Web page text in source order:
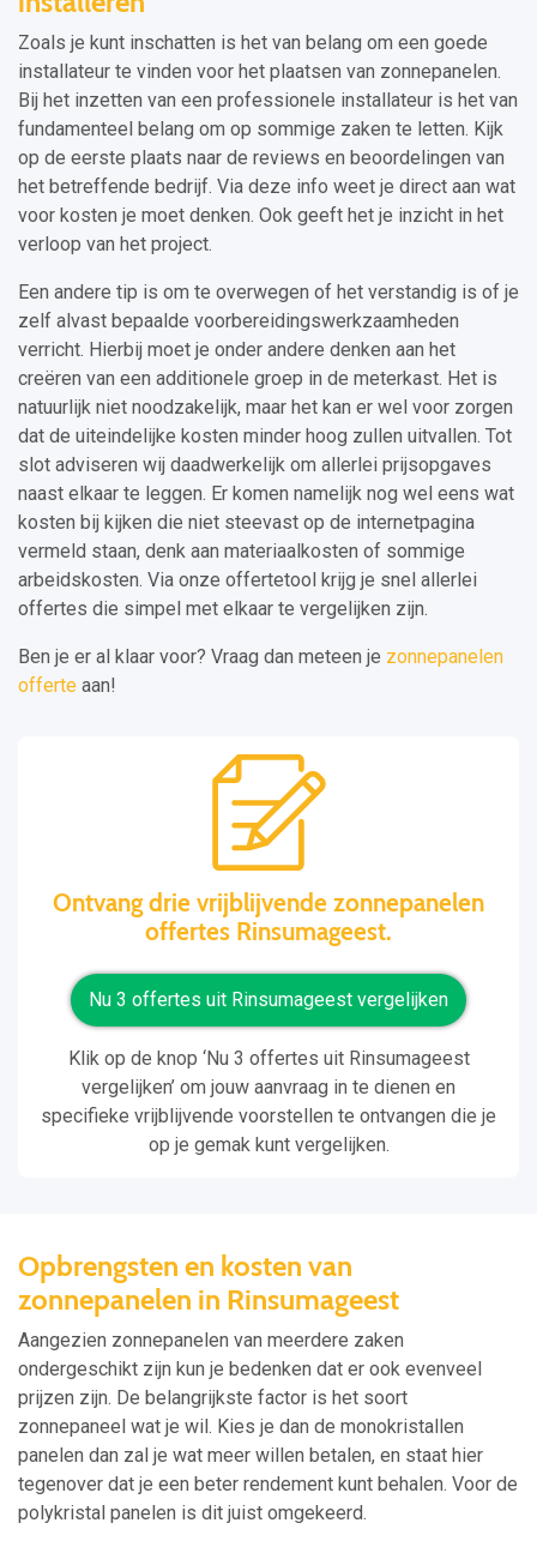
Zoals je kunt inschatten is het van belang om een goede
installateur te vinden voor het plaatsen van zonnepanelen.
Bij het inzetten van een professionele installateur is het van
fundamenteel belang om op sommige zaken te letten. Kijk
op de eerste plaats naar de reviews en beoordelingen van
het betreffende bedrijf. Via deze info weet je direct aan wat
voor kosten je moet denken. Ook geeft het je inzicht in het
verloop van het project.
Een andere tip is om te overwegen of het verstandig is of je
zelf alvast bepaalde voorbereidingswerkzaamheden
verricht. Hierbij moet je onder andere denken aan het
creëren van een additionele groep in de meterkast. Het is
natuurlijk niet noodzakelijk, maar het kan er wel voor zorgen
dat de uiteindelijke kosten minder hoog zullen uitvallen. Tot
slot adviseren wij daadwerkelijk om allerlei prijsopgaves
naast elkaar te leggen. Er komen namelijk nog wel eens wat
kosten bij kijken die niet steevast op de internetpagina
vermeld staan, denk aan materiaalkosten of sommige
arbeidskosten. Via onze offertetool krijg je snel allerlei
offertes die simpel met elkaar te vergelijken zijn.
Ben je er al klaar voor? Vraag dan meteen je zonnepanelen
offerte aan!
Ontvang drie vrijblijvende zonnepanelen
offertes Rinsumageest.
Nu 3 offertes uit Rinsumageest vergelijken
Klik op de knop ‘Nu 3 offertes uit Rinsumageest
vergelijken’ om jouw aanvraag in te dienen en
specifieke vrijblijvende voorstellen te ontvangen die je
op je gemak kunt vergelijken.
Opbrengsten en kosten van
zonnepanelen in Rinsumageest
Aangezien zonnepanelen van meerdere zaken
ondergeschikt zijn kun je bedenken dat er ook evenveel
prijzen zijn. De belangrijkste factor is het soort
zonnepaneel wat je wil. Kies je dan de monokristallen
panelen dan zal je wat meer willen betalen, en staat hier
tegenover dat je een beter rendement kunt behalen. Voor de
polykristal panelen is dit juist omgekeerd.